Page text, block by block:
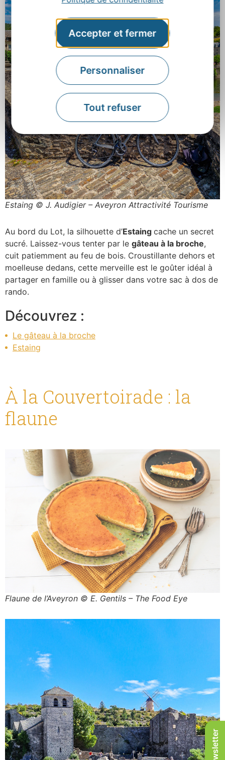
Estaing © J. Audigier – Aveyron Attractivité Tourisme
Au bord du Lot, la silhouette d’ Estaing
cache un secret
cuit patiemment au feu de bois. Croustillante dehors et
moelleuse dedans, cette merveille est le goûter idéal à
partager en famille ou à glisser dans votre sac à dos de
rando.
Découvrez :
Le gâteau à la broche
flaune
Flaune de l’Aveyron © E. Gentils – The Food Eye